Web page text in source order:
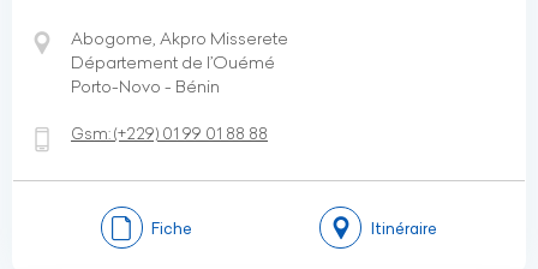
Abogome, Akpro Misserete
Département de l’Ouémé
Porto-Novo - Bénin
Gsm:(+229) 01 99 01 88 88
Fiche Itinéraire